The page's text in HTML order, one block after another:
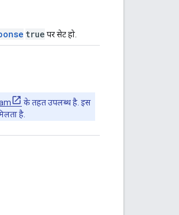
true पर सेट हो.
के तहत उपलब्ध है. इस
है.